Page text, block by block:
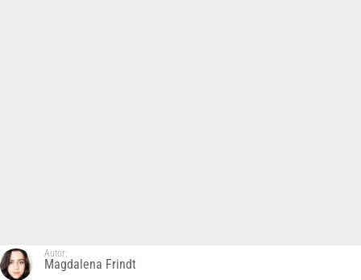
Autor:
Magdalena Frindt